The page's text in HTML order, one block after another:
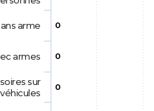
0
0
0
arme
armes
sur
véhicules